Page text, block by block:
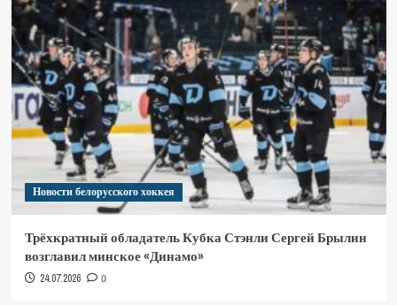
Новости белорусского хоккея
Трёхкратный обладатель Кубка Стэнли Сергей Брылин
возглавил минское «Динамо»
24.07.2026 0